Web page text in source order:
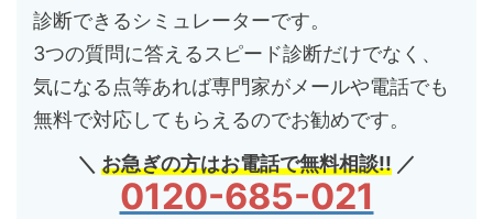
診断できるシミュレーターです。
3つの質問に答えるスピード診断だけでなく、
気になる点等あれば専門家がメールや電話でも
無料で対応してもらえるのでお勧めです。
＼ お急ぎの方はお電話で無料相談!! ／
0120-685-021